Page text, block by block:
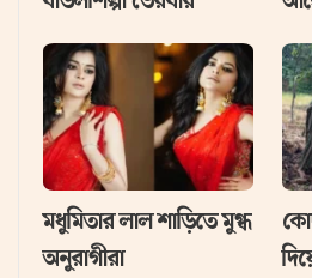
মধুমিতার লাল শাড়িতে মুগ্ধ
অনুরাগীরা